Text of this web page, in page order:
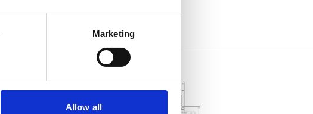
Marketing
Allow all
Wiederbeschaffungszeit ca. 2 Woche(n)